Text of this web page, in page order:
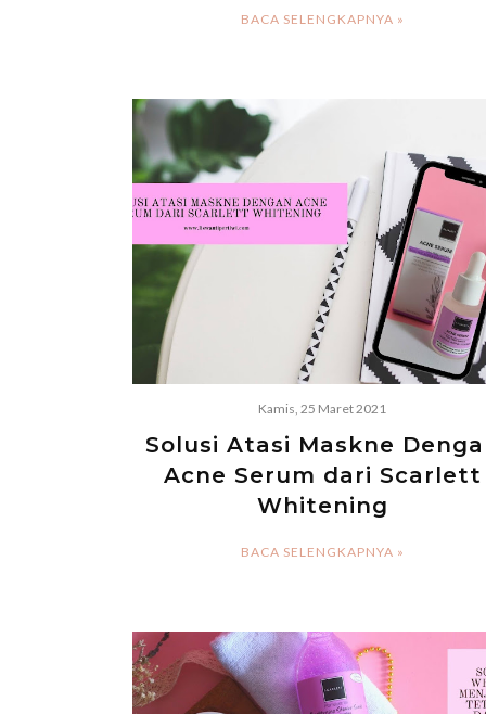
BACA SELENGKAPNYA »
Kamis, 25 Maret 2021
Solusi Atasi Maskne
Acne Serum dari Scarlett
Whitening
BACA SELENGKAPNYA »